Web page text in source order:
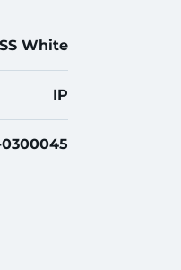
SS White
IP